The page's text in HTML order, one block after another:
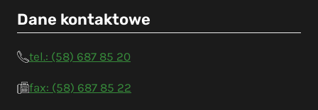
Dane kontaktowe
tel.: (58) 687 85 20
fax: (58) 687 85 22